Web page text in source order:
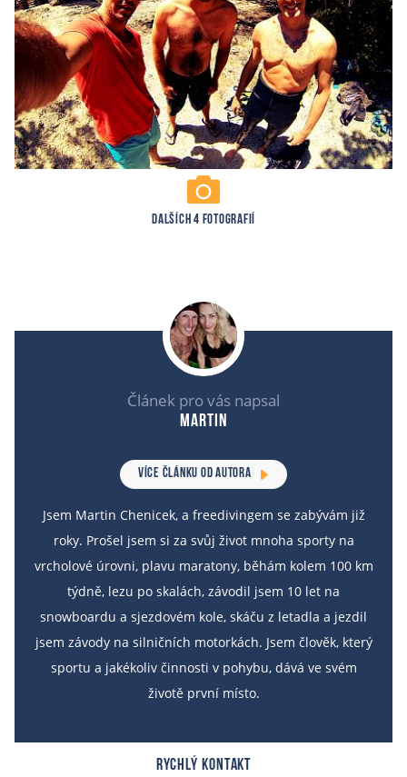
DALŠÍCH 4 FOTOGRAFIÍ
Článek pro vás napsal
Martin
VÍCE ČLÁNKU OD AUTORA
Jsem Martin Chenicek, a freedivingem se zabývám již
roky. Prošel jsem si za svůj život mnoha sporty na
vrcholové úrovni, plavu maratony, běhám kolem 100 km
týdně, lezu po skalách, závodil jsem 10 let na
snowboardu a sjezdovém kole, skáču z letadla a jezdil
jsem závody na silničních motorkách. Jsem člověk, který
sportu a jakékoliv činnosti v pohybu, dává ve svém
životě první místo.
RYCHLÝ KONTAKT